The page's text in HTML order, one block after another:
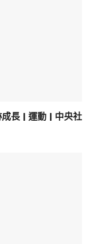
長 | 運動 | 中央社